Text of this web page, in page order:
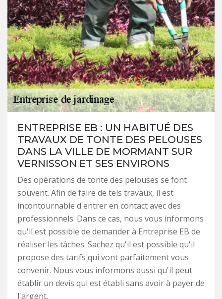
ENTREPRISE EB : UN HABITUÉ DES
TRAVAUX DE TONTE DES PELOUSES
DANS LA VILLE DE MORMANT SUR
VERNISSON ET SES ENVIRONS
Des opérations de tonte des pelouses se font
souvent. Afin de faire de tels travaux, il est
incontournable d'entrer en contact avec des
professionnels. Dans ce cas, nous vous informons
qu'il est possible de demander à Entreprise EB de
réaliser les tâches. Sachez qu'il est possible qu'il
propose des tarifs qui vont parfaitement vous
convenir. Nous vous informons aussi qu'il peut
établir un devis qui est établi sans avoir à payer de
l'argent.